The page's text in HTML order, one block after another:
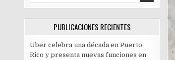
PUBLICACIONES RECIENTES
Uber celebra una década en Puerto
Rico y presenta nuevas funciones en